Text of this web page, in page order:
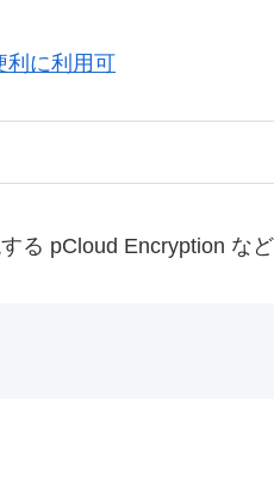
利に利用可
る pCloud Encryption な